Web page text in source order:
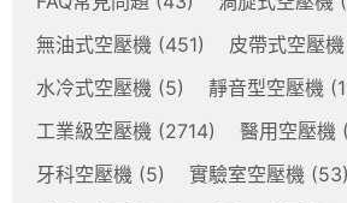
無油式空壓機 (451) 皮帶式空壓機
水冷式空壓機 (5) 靜音型空壓機
工業級空壓機 (2714) 醫用空壓機
牙科空壓機 (5) 實驗室空壓機 (53)